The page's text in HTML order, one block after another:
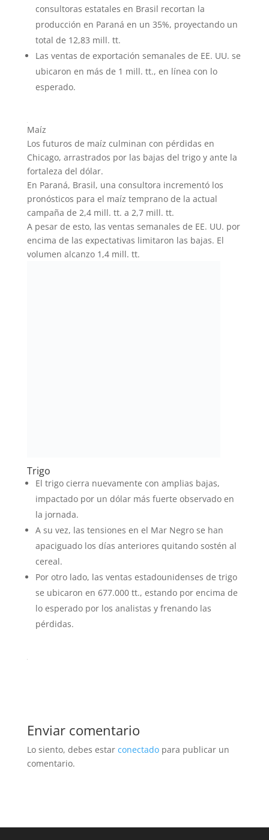
consultoras estatales en Brasil recortan la
producción en Paraná en un 35%, proyectando un
total de 12,83 mill. tt.
Las ventas de exportación semanales de EE. UU. se
ubicaron en más de 1 mill. tt., en línea con lo
esperado.
Maíz
Los futuros de maíz culminan con pérdidas en
Chicago, arrastrados por las bajas del trigo y ante la
fortaleza del dólar.
En Paraná, Brasil, una consultora incrementó los
pronósticos para el maíz temprano de la actual
campaña de 2,4 mill. tt. a 2,7 mill. tt.
A pesar de esto, las ventas semanales de EE. UU. por
encima de las expectativas limitaron las bajas. El
volumen alcanzo 1,4 mill. tt.
Trigo
El trigo cierra nuevamente con amplias bajas,
impactado por un dólar más fuerte observado en
la jornada.
A su vez, las tensiones en el Mar Negro se han
apaciguado los días anteriores quitando sostén al
cereal.
Por otro lado, las ventas estadounidenses de trigo
se ubicaron en 677.000 tt., estando por encima de
lo esperado por los analistas y frenando las
pérdidas.
Enviar comentario
Lo siento, debes estar conectadopara publicar un
comentario.